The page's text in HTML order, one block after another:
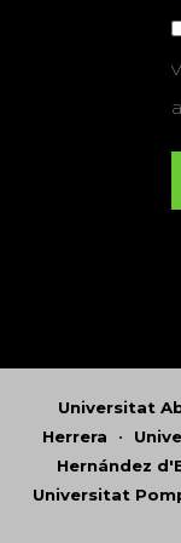
Universitat
Herrera •
Hernández
Universitat